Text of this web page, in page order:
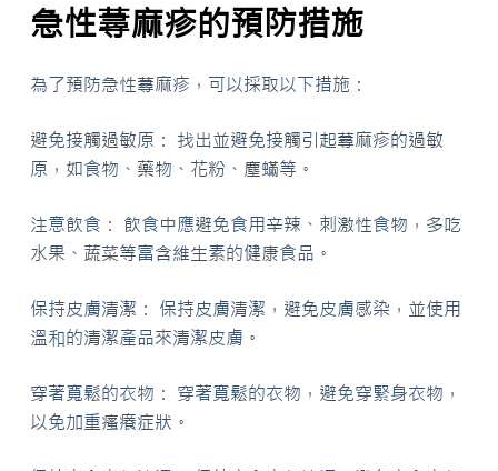
急性蕁麻疹的預防措施
為了預防急性蕁麻疹，可以採取以下措施：
避免接觸過敏原： 找出並避免接觸引起蕁麻疹的過敏
原，如食物、藥物、花粉、塵蟎等。
注意飲食： 飲食中應避免食用辛辣、刺激性食物，多吃
水果、蔬菜等富含維生素的健康食品。
保持皮膚清潔： 保持皮膚清潔，避免皮膚感染，並使用
溫和的清潔產品來清潔皮膚。
穿著寬鬆的衣物： 穿著寬鬆的衣物，避免穿緊身衣物，
以免加重瘙癢症狀。